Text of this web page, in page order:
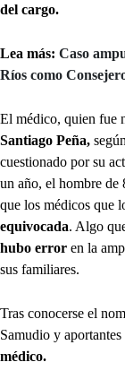
del cargo.
Lea más: Caso
Ríos como
El médico, quien fue
Santiago Peña, según
cuestionado por su
un año, el hombre de
que los médicos que
equivocada. Algo
hubo error en la
sus familiares.
Tras conocerse el
Samudio y
médico.